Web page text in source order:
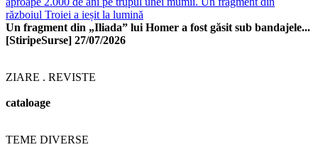
războiul Troiei a ieșit la lumină
Un fragment din „Iliada” lui Homer a fost găsit sub bandajele...
[StiripeSurse] 27/07/2026
ZIARE . REVISTE
cataloage
TEME DIVERSE